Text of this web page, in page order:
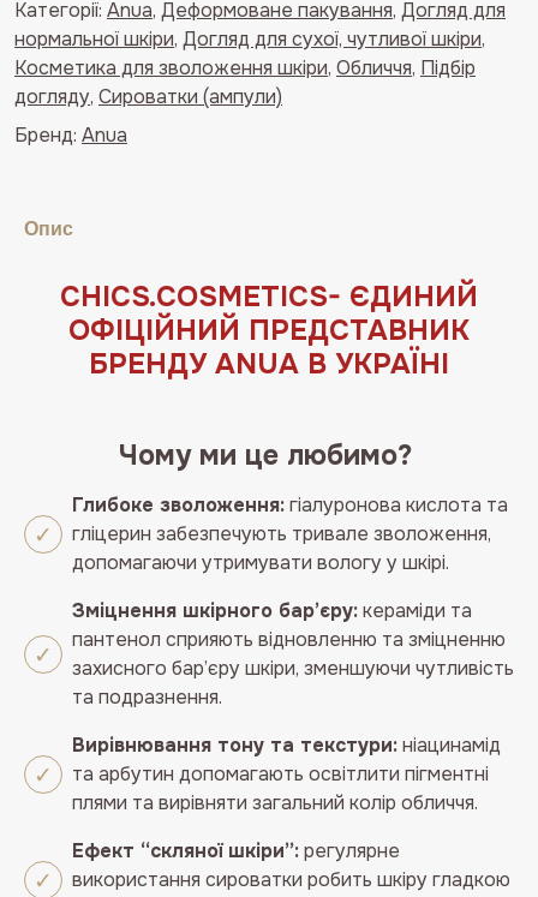
і
керамідами
Anua
7
Rice
Serum(деформоване
кількість
Категорії: Anua, Деформоване пакування, Догляд для
нормальної шкіри, Догляд для сухої, чутливої шкіри,
Косметика для зволоження шкіри, Обличчя, Підбір
догляду, Сироватки (ампули)
Бренд: Anua
Опис
СHICS.COSMETICS- ЄДИНИЙ
ОФIЦIЙНИЙ ПРЕДСТАВНИК
БРЕНДУ ANUA В УКРАЇНІ
Чому ми це любимо?
Глибоке зволоження:гіалуронова кислота та
гліцерин забезпечують тривале зволоження,
допомагаючи утримувати вологу у шкірі.
Зміцнення шкірного бар’єру:кераміди та
пантенол сприяють відновленню та зміцненню
захисного бар’єру шкіри, зменшуючи чутливість
та подразнення.
Вирівнювання тону та текстури:ніацинамід
та арбутин допомагають освітлити пігментні
плями та вирівняти загальний колір обличчя.
Ефект “скляної шкіри”:регулярне
використання сироватки робить шкіру гладкою